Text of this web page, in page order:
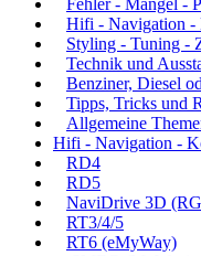
Hifi - Navigation -
Styling - Tuning -
Technik und
Benziner, Diesel
Tipps, Tricks und
Allgemeine
Hifi - Navigation -
RD4
RD5
NaviDrive 3D
RT3/4/5
RT6 (eMyWay)